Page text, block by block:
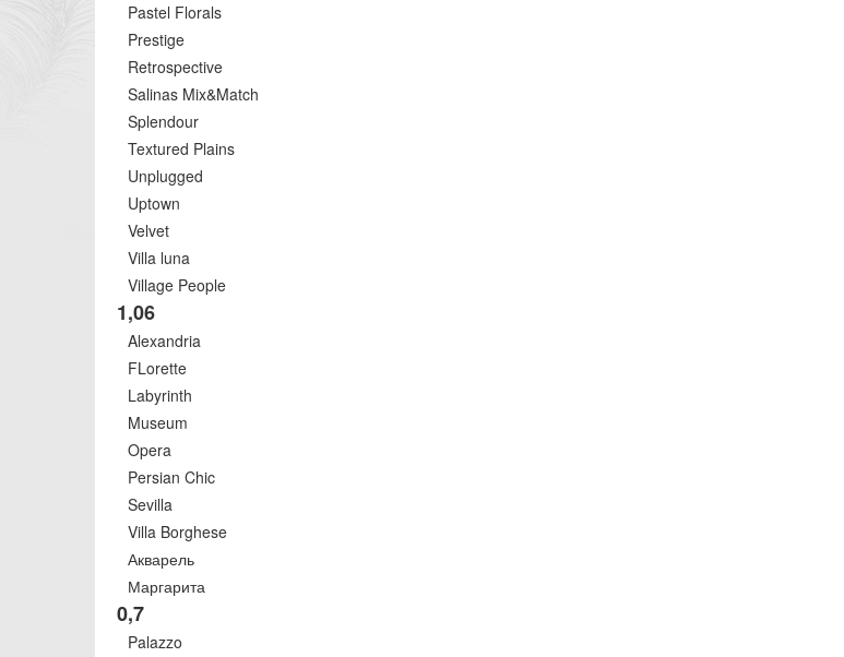
Pastel Florals
Prestige
Retrospective
Salinas Mix&Match
Splendour
Textured Plains
Unplugged
Uptown
Velvet
Villa luna
Village People
1,06
Alexandria
FLorette
Labyrinth
Museum
Opera
Persian Chic
Sevilla
Villa Borghese
Акварель
Маргарита
0,7
Palazzo